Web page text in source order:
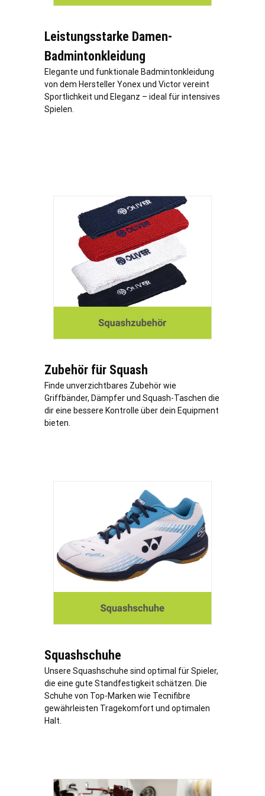
Leistungsstarke Damen-
Badmintonkleidung
Elegante und funktionale Badmintonkleidung
von dem Hersteller Yonex und Victor vereint
Sportlichkeit und Eleganz – ideal für intensives
Spielen.
Zubehör für Squash
Finde unverzichtbares Zubehör wie
Griffbänder, Dämpfer und Squash-Taschen die
dir eine bessere Kontrolle über dein Equipment
bieten.
Squashschuhe
Unsere Squashschuhe sind optimal für Spieler,
die eine gute Standfestigkeit schätzen. Die
Schuhe von Top-Marken wie Tecnifibre
gewährleisten Tragekomfort und optimalen
Halt.